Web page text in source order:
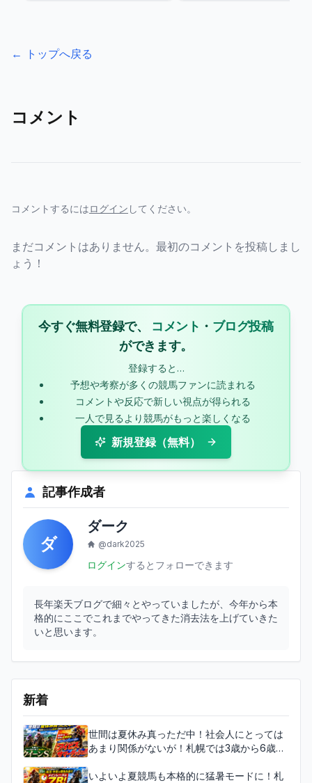
る共同通信杯！！！
← トップへ戻る
コメント
コメントするにはログイン してください。
まだコメントはありません。最初のコメントを投稿しまし
ょう！
今すぐ無料登録で、 コメント ・ ブログ投稿
ができます。
登録すると…
予想や考察が多くの競馬ファンに読まれる
コメントや反応で新しい視点が得られる
一人で見るより競馬がもっと楽しくなる
新規登録（無料）
記事作成者
ダ
ダーク
@dark2025
ログインするとフォローできます
長年楽天ブログで細々とやっていましたが、今年から本
格的にここでこれまでやってきた消去法を上げていきた
いと思います。
新着
世間は夏休み真っただ中！社会人にとっては
あまり関係がないが！札幌では3歳から6歳ま
物の直線重賞！サマースプリントシリーズ3戦
いよいよ夏競馬も本格的に猛暑モードに！札